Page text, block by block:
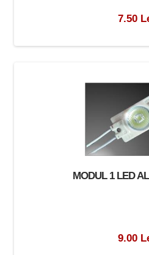
7.50
MODUL 1 LED
9.00